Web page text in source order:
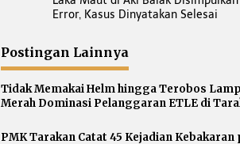
a
i
g
a
s
Error, Kasus Dinyatakan Selesai
Postingan Lainnya
Tidak Memakai Helm hingga Terobos
Merah Dominasi Pelanggaran ETLE di
PMK Tarakan Catat 45 Kejadian Kebakaran